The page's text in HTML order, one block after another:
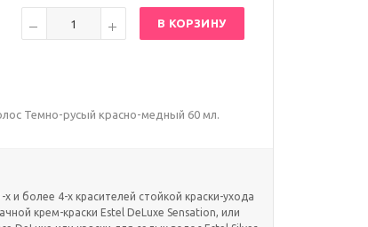
В КОРЗИНУ
Темно-русый красно-медный 60 мл.
и более 4-х красителей стойкой краски-ухода
крем-краски Estel DeLuxe Sensation, или